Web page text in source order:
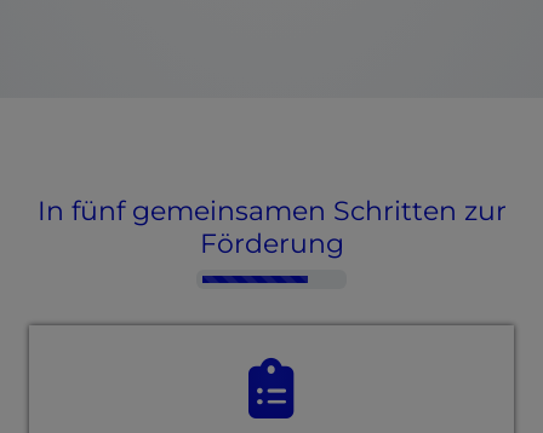
In fünf gemeinsamen Schritten zur
Förderung